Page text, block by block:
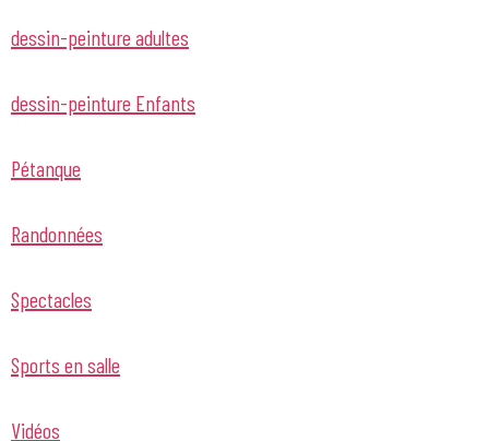
dessin-peinture adultes
dessin-peinture Enfants
Pétanque
Randonnées
Spectacles
Sports en salle
Vidéos